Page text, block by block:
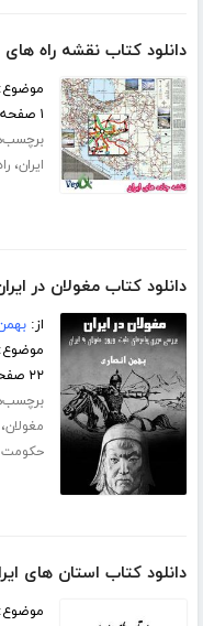
دانلود کتاب نقشه راه
۱ صفحه
ایران،
دانلود کتاب مغولان در
از:
۲۲ صفحه
مغولان
حکومت
دانلود کتاب استان های